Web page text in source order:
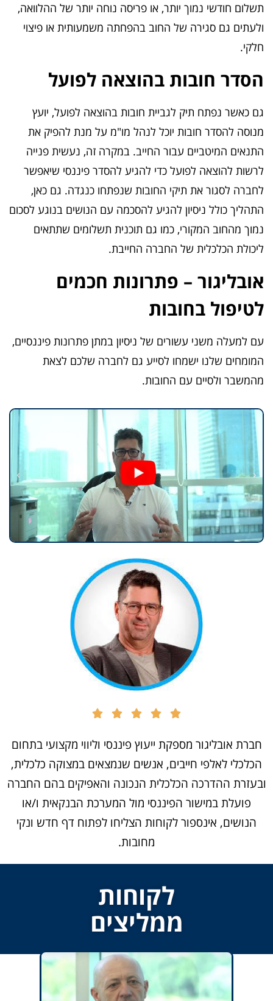
חברת אובליגור מספקת ייעוץ פיננסי וליווי מקצועי בתחום
הכלכלי לאלפי חייבים, אנשים שנמצאים במצוקה כלכלית,
ובעזרת ההדרכה הכלכלית הנכונה והאפיקים בהם החברה
פועלת במישור הפיננסי מול המערכת הבנקאית ו/או
הנושים, אינספור לקוחות הצליחו לפתוח דף חדש ונקי
מחובות.
תשלום חודשי נמוך יותר, או פריסה נוחה יותר של ההלוואה,
ולעתים גם סגירה של החוב בהפחתה משמעותית או פיצוי
חלקי.
הסדר חובות בהוצאה לפועל
גם כאשר נפתח תיק לגביית חובות בהוצאה לפועל, יועץ
מנוסה להסדר חובות יוכל לנהל מו"מ על מנת להפיק את
התנאים המיטביים עבור החייב. במקרה זה, נעשית פנייה
לרשות להוצאה לפועל כדי להגיע להסדר פיננסי שיאפשר
לחברה לסגור את תיקי החובות שנפתחו כנגדה. גם כאן,
התהליך כולל ניסיון להגיע להסכמה עם הנושים בנוגע לסכום
נמוך מהחוב המקורי, כמו גם תוכנית תשלומים שתתאים
ליכולת הכלכלית של החברה החייבת.
אובליגור – פתרונות חכמים
לטיפול בחובות
עם למעלה משני עשורים של ניסיון במתן פתרונות פיננסיים,
המומחים שלנו ישמחו לסייע גם לחברה שלכם לצאת
מהמשבר ולסיים עם החובות.
לקוחות
ממליצים